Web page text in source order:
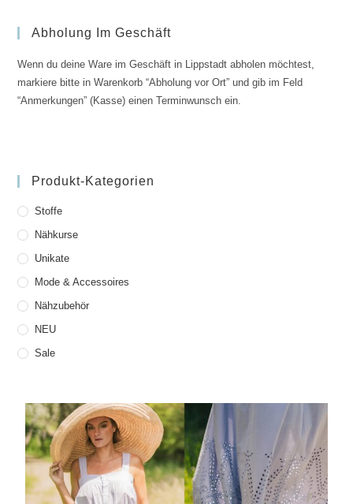
Abholung Im Geschäft
Wenn du deine Ware im Geschäft in Lippstadt abholen möchtest,
markiere bitte in Warenkorb “Abholung vor Ort” und gib im Feld
“Anmerkungen” (Kasse) einen Terminwunsch ein.
Produkt-Kategorien
Stoffe
Nähkurse
Unikate
Mode & Accessoires
Nähzubehör
NEU
Sale